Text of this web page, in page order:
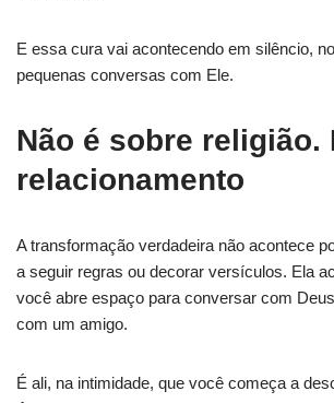
E essa cura vai acontecendo em silêncio,
pequenas conversas com Ele.
Não é sobre religião.
relacionamento
A transformação verdadeira não acontece
a seguir regras ou decorar versículos. Ela
você abre espaço para conversar com
com um amigo.
É ali, na intimidade, que você começa a